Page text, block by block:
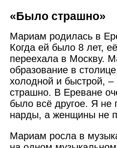
«Было страшно»
Мариам родилась в
Когда ей было 8 лет,
переехала в Москву.
образование в
холодной и быстрой,
страшно. В Ереване
было всё другое. Я не
нарды, а женщины не
Мариам росла в